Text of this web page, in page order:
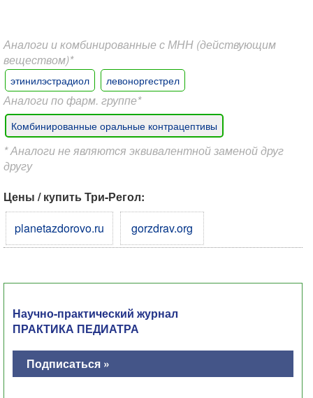
Аналоги и комбинированные с МНН (действующим
веществом)*
этинилэстрадиол левоноргестрел
Аналоги по фарм. группе*
Комбинированные оральные контрацептивы
* Аналоги не являются эквивалентной заменой друг
другу
Цены / купить Три-Регол:
planetazdorovo.ru
gorzdrav.org
Научно-практический журнал
ПРАКТИКА ПЕДИАТРА
Подписаться »